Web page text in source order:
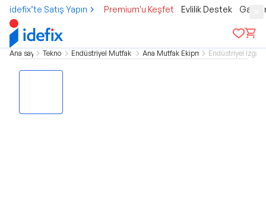
idefix’te Satış Yapın Premium'u Keşfet Evlilik Destek
Ana sayfa Teknoloji Endüstriyel Mutfak GrubuAna Mutfak EkipmanlarıEndüstriyel